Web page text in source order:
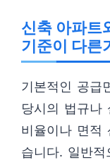
신축 아파트
기준이 다른
기본적인 공급
당시의 법규나
비율이나 면적
습니다. 일반